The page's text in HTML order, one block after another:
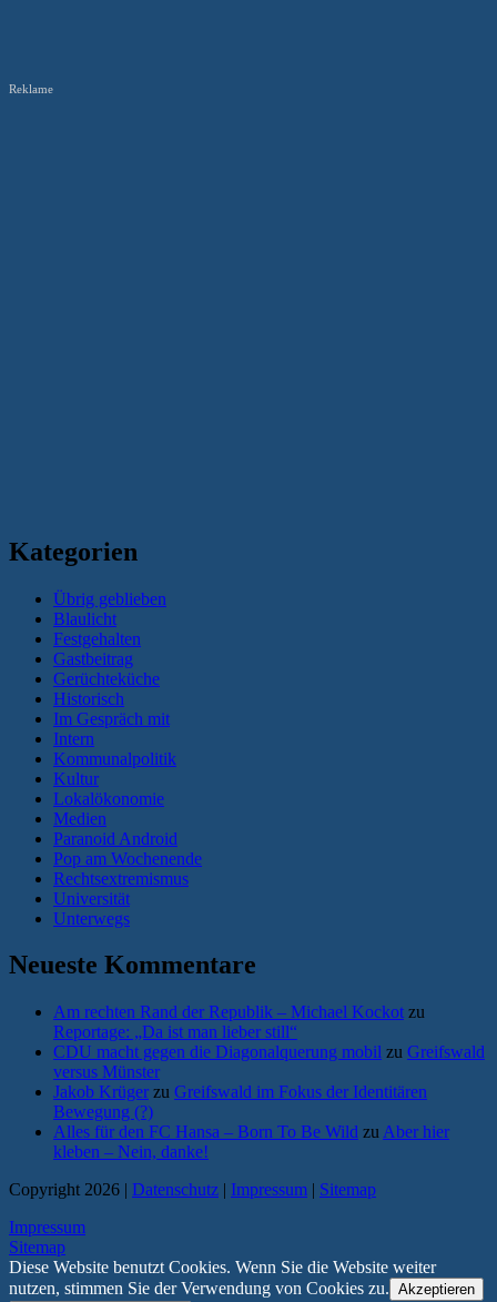
Reklame
Kategorien
Übrig geblieben
Blaulicht
Festgehalten
Gastbeitrag
Gerüchteküche
Historisch
Im Gespräch mit
Intern
Kommunalpolitik
Kultur
Lokalökonomie
Medien
Paranoid Android
Pop am Wochenende
Rechtsextremismus
Universität
Unterwegs
Neueste Kommentare
Am rechten Rand der Republik – Michael Kockot zu
Reportage: „Da ist man lieber still“
CDU macht gegen die Diagonalquerung mobil zu Greifswald
versus Münster
Jakob Krüger zu Greifswald im Fokus der Identitären
Bewegung (?)
Alles für den FC Hansa – Born To Be Wild zu Aber hier
kleben – Nein, danke!
Copyright 2026 | Datenschutz | Impressum | Sitemap
Impressum
Sitemap
Diese Website benutzt Cookies. Wenn Sie die Website weiter
nutzen, stimmen Sie der Verwendung von Cookies zu. Akzeptieren